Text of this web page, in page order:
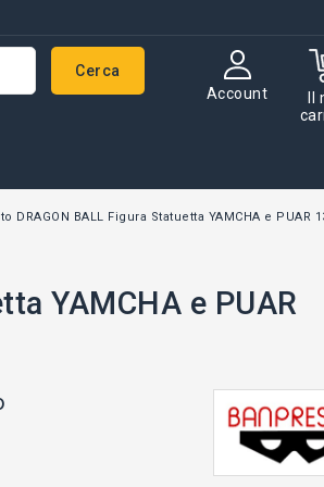
Account
Cerca
DRAGON BALL Figura Statuetta YAMCHA e PUAR
YAMCHA e PUAR